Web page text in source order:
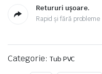
Retururi ușoare.
Rapid și fără probleme
Categorie: Tub PVC